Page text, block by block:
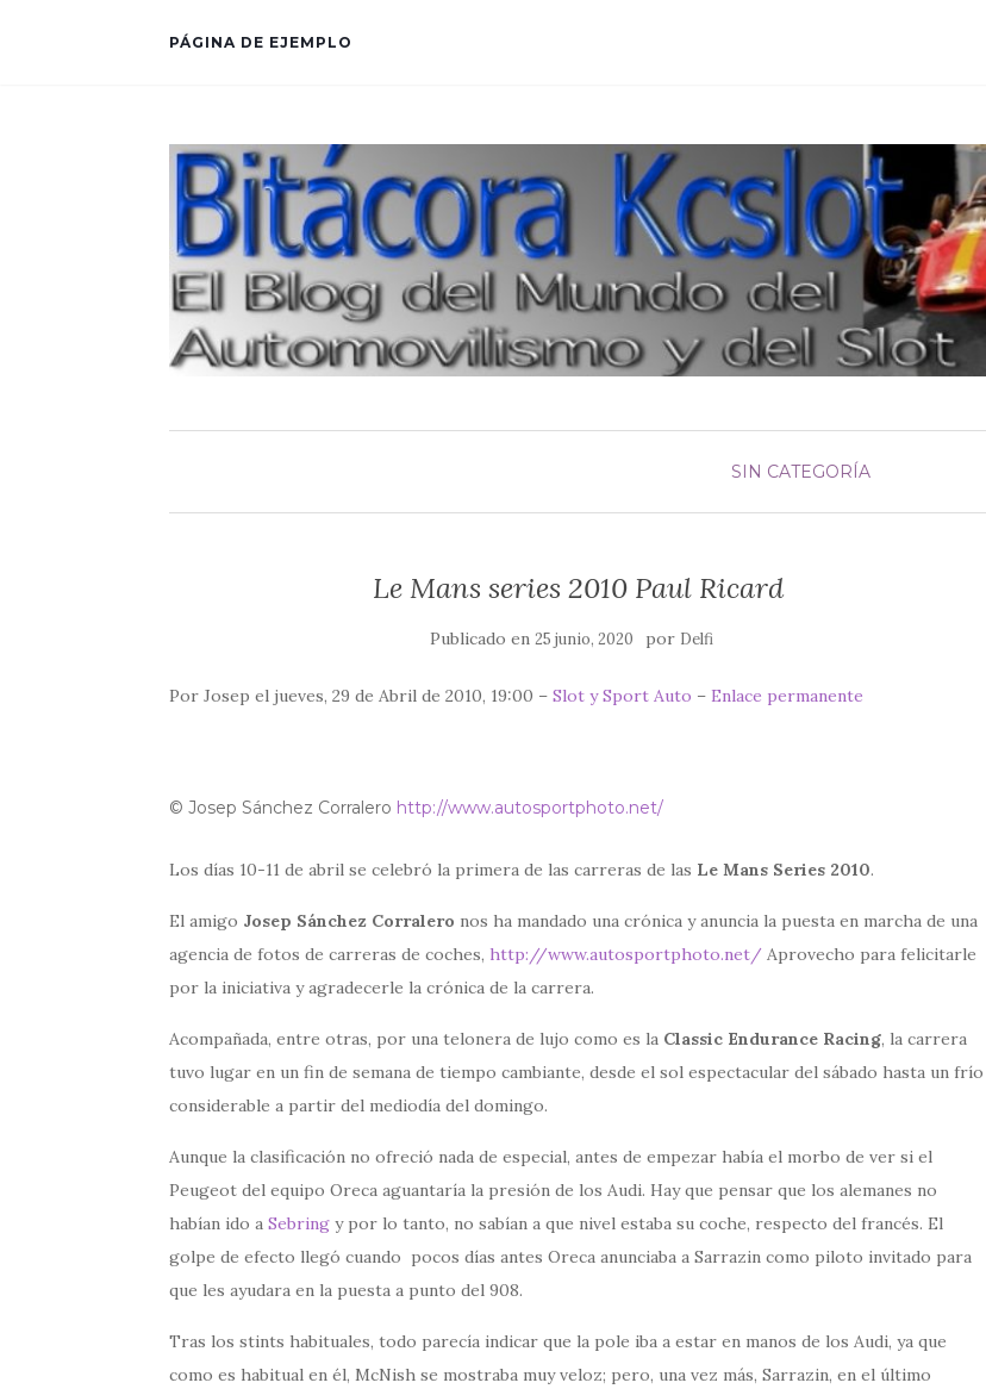
PÁGINA DE EJEMPLO
SIN CATEGORÍA
Le Mans series 2010 Paul Ricard
Publicado en25 junio, 2020 por Delfi
Por Josep el jueves, 29 de Abril de 2010, 19:00 – Slot y Sport Auto – Enlace permanente
© Josep Sánchez Corralero http://www.autosportphoto.net/
Los días 10-11 de abril se celebró la primera de las carreras de las Le Mans Series 2010.
El amigo Josep Sánchez Corralero nos ha mandado una crónica y anuncia la puesta en marcha de una
agencia de fotos de carreras de coches, http://www.autosportphoto.net/ Aprovecho para felicitarle
por la iniciativa y agradecerle la crónica de la carrera.
Acompañada, entre otras, por una telonera de lujo como es la Classic Endurance Racing, la carrera
tuvo lugar en un fin de semana de tiempo cambiante, desde el sol espectacular del sábado hasta un frío
considerable a partir del mediodía del domingo.
Aunque la clasificación no ofreció nada de especial, antes de empezar había el morbo de ver si el
Peugeot del equipo Oreca aguantaría la presión de los Audi. Hay que pensar que los alemanes no
habían ido a Sebring y por lo tanto, no sabían a que nivel estaba su coche, respecto del francés. El
golpe de efecto llegó cuando pocos días antes Oreca anunciaba a Sarrazin como piloto invitado para
que les ayudara en la puesta a punto del 908.
Tras los stints habituales, todo parecía indicar que la pole iba a estar en manos de los Audi, ya que
como es habitual en él, McNish se mostraba muy veloz; pero, una vez más, Sarrazin, en el último